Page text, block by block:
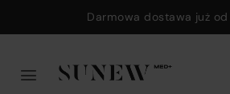
Darmowa dostawa już od